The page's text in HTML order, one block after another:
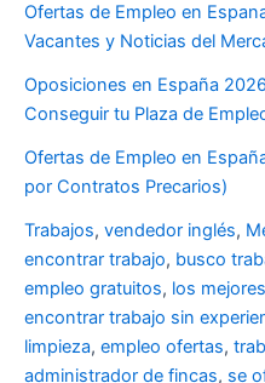
Ofertas de Empleo en
Vacantes y Noticias del
Oposiciones en España
Conseguir tu Plaza de
Ofertas de Empleo en
por Contratos Precarios)
Trabajos, vendedor inglés,
encontrar trabajo, busco
empleo gratuitos, los
encontrar trabajo sin
limpieza, empleo ofertas,
administrador de fincas, se